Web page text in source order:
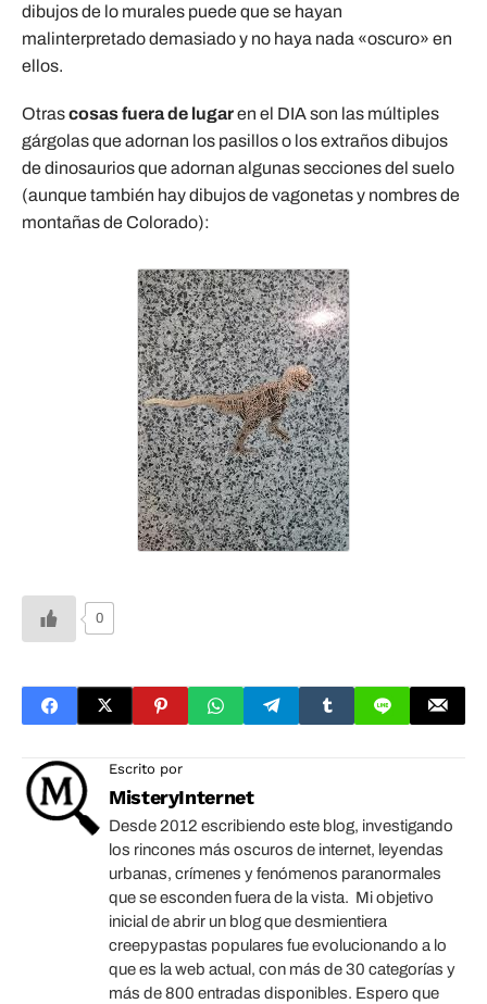
dibujos de lo murales puede que se hayan
malinterpretado demasiado y no haya nada «oscuro» en
ellos.
Otrascosas fuera de lugaren el DIA son las múltiples
gárgolas que adornan los pasillos o los extraños dibujos
de dinosaurios que adornan algunas secciones del suelo
(aunque también hay dibujos de vagonetas y nombres de
montañas de Colorado):
0
Escrito por
MisteryInternet
Desde 2012 escribiendo este blog, investigando
los rincones más oscuros de internet, leyendas
urbanas, crímenes y fenómenos paranormales
que se esconden fuera de la vista. Mi objetivo
inicial de abrir un blog que desmientiera
creepypastas populares fue evolucionando a lo
que es la web actual, con más de 30 categorías y
más de 800 entradas disponibles. Espero que